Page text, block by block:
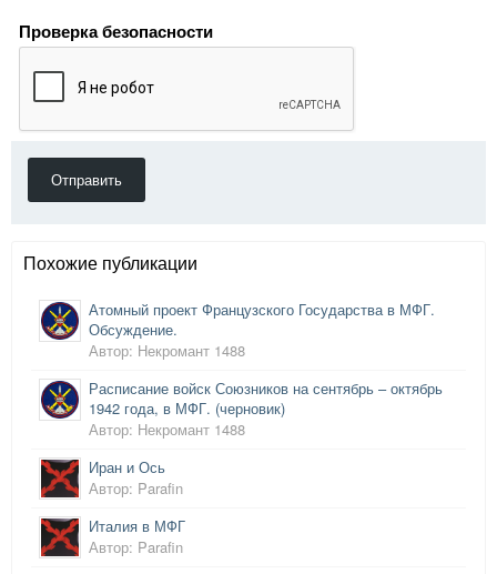
Проверка безопасности
Отправить
Похожие публикации
Атомный проект Французского Государства в МФГ.
Обсуждение.
Автор: Некромант 1488
Расписание войск Союзников на сентябрь – октябрь
1942 года, в МФГ. (черновик)
Автор: Некромант 1488
Иран и Ось
Автор: Parafin
Италия в МФГ
Автор: Parafin